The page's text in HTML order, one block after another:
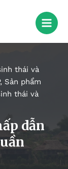
thái và
, Sản phẩm
thái và
dẫn